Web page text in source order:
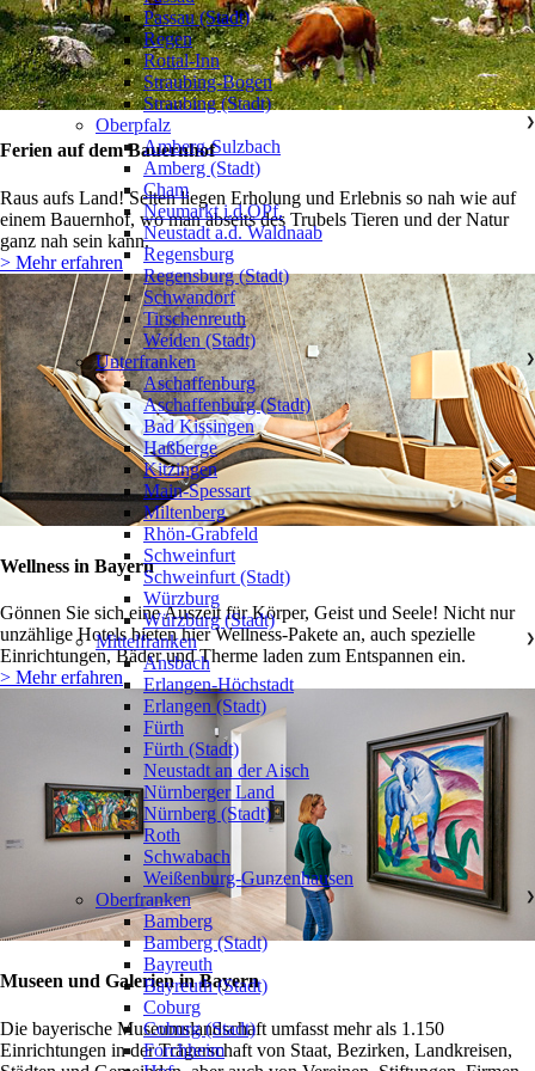
Ferien auf dem Bauernhof
Raus aufs Land! Selten liegen Erholung und Erlebnis so nah wie auf
einem Bauernhof, wo man abseits des Trubels Tieren und der Natur
ganz nah sein kann.
> Mehr erfahren
Wellness in Bayern
Gönnen Sie sich eine Auszeit für Körper, Geist und Seele! Nicht nur
unzählige Hotels bieten hier Wellness-Pakete an, auch spezielle
Einrichtungen, Bäder und Therme laden zum Entspannen ein.
> Mehr erfahren
Museen und Galerien in Bayern
Die bayerische Museumslandschaft umfasst mehr als 1.150
Einrichtungen in der Trägerschaft von Staat, Bezirken, Landkreisen,
Passau (Stadt)
Regen
Rottal-Inn
Straubing-Bogen
Straubing (Stadt)
Oberpfalz
❯
Amberg-Sulzbach
Amberg (Stadt)
Cham
Neumarkt i.d.OPf.
Neustadt a.d. Waldnaab
Regensburg
Regensburg (Stadt)
Schwandorf
Tirschenreuth
Weiden (Stadt)
Unterfranken
❯
Aschaffenburg
Aschaffenburg (Stadt)
Bad Kissingen
Haßberge
Kitzingen
Main-Spessart
Miltenberg
Rhön-Grabfeld
Schweinfurt
Schweinfurt (Stadt)
Würzburg
Würzburg (Stadt)
Mittelfranken
❯
Ansbach
Erlangen-Höchstadt
Erlangen (Stadt)
Fürth
Fürth (Stadt)
Neustadt an der Aisch
Nürnberger Land
Nürnberg (Stadt)
Roth
Schwabach
Weißenburg-Gunzenhausen
Oberfranken
❯
Bamberg
Bamberg (Stadt)
Bayreuth
Bayreuth (Stadt)
Coburg
Coburg (Stadt)
Forchheim